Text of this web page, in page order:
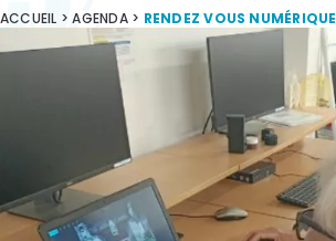
ACCUEIL >AGENDA> RENDEZ VOUS NUMÉRIQUE